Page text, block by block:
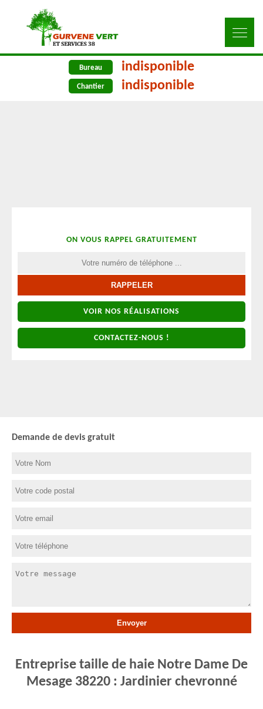
Bureau indisponible
Chantier indisponible
ON VOUS RAPPEL GRATUITEMENT
VOIR NOS RÉALISATIONS
CONTACTEZ-NOUS !
Demande de devis gratuit
Entreprise taille de haie Notre Dame De
Mesage 38220 : Jardinier chevronné